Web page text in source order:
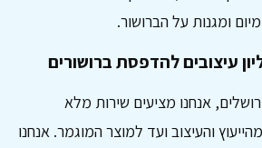
ומגנות על הברושור.
עיצובים להדפסת ברושורים
אנחנו מציעים שירות מלא
והעיצוב ועד למוצר המוגמר. אנחנו